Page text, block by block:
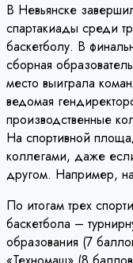
В Невьянске
спартакиады среди
баскетболу. В
сборная
место выиграла
ведомая
производственные
На спортивной
коллегами, даже
другом. Например,
По итогам трех
баскетбола –
образования (7